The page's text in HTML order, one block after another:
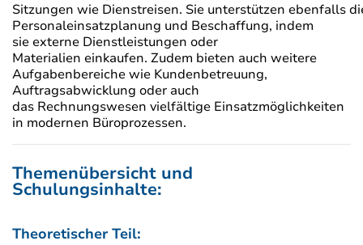
Sitzungen wie Dienstreisen. Sie unterstützen ebenfalls
Personaleinsatzplanung und Beschaffung, indem
sie externe Dienstleistungen oder
Materialien einkaufen. Zudem bieten auch weitere
Aufgabenbereiche wie Kundenbetreuung,
Auftragsabwicklung oder auch
das Rechnungswesen vielfältige Einsatzmöglichkeiten
in modernen Büroprozessen.
Themenübersicht und
Schulungsinhalte:
Theoretischer Teil: